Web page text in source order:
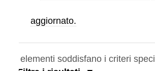
aggiornato.
soddisfano i criteri specificati